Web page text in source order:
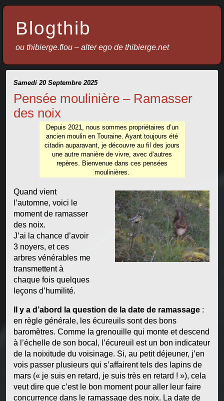
Blogthib
ou thibierge.flou – alter ego de thibierge.net
Samedi 20 Septembre 2025
Pensée moulinière – Ramasser
des noix
Depuis 2021, nous sommes propriétaires d’un
ancien moulin en Touraine. Ayant toujours été
citadin auparavant, je découvre au fil des jours
une autre manière de vivre, avec d’autres
repères. Bienvenue dans ces pensées
moulinières.
Quand vient
l’automne, voici le
moment de ramasser
des noix.
J’ai la chance d’avoir
3 noyers, et ces
arbres vénérables me
transmettent à
chaque fois quelques
leçons d’humilité.
Il y a d’abord la question de la date de ramassage:
en règle générale, les écureuils sont des bons
baromètres. Comme la grenouille qui monte et descend
à l’échelle de son bocal, l’écureuil est un bon indicateur
de la noixitude du voisinage. Si, au petit déjeuner, j’en
vois passer plusieurs qui s’affairent tels des lapins de
mars (« je suis en retard, je suis très en retard ! »), cela
veut dire que c’est le bon moment pour aller leur faire
concurrence dans le ramassage des noix. La date de